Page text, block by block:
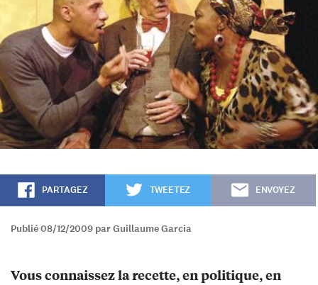
PARTAGEZ TWEETEZ ENVOYEZ
Publié 08/12/2009 par Guillaume Garcia
Vous connaissez la recette, en politique, en